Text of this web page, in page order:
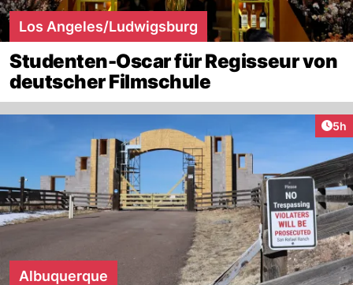
Los Angeles/Ludwigsburg
Studenten-Oscar für Regisseur von
deutscher Filmschule
5h
Albuquerque